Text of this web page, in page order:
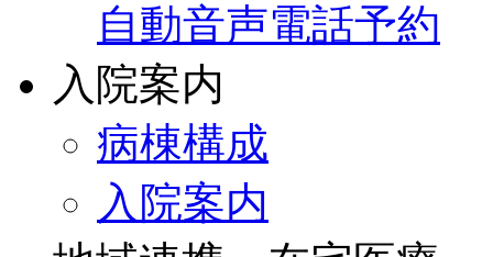
自動音声電話予約
入院案内
病棟構成
入院案内